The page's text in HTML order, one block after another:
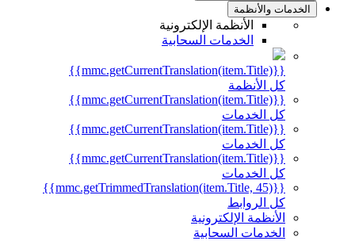
الخدمات والأنظمة
الأنظمة الإلكترونية
الخدمات السحابية
{{mmc.getCurrentTranslation(item.Title)}}
كل الأنظمة
{{mmc.getCurrentTranslation(item.Title)}}
كل الخدمات
{{mmc.getCurrentTranslation(item.Title)}}
كل الخدمات
{{mmc.getCurrentTranslation(item.Title)}}
كل الخدمات
{{mmc.getTrimmedTranslation(item.Title, 45)}}
كل الروابط
الأنظمة الإلكترونية
الخدمات السحابية